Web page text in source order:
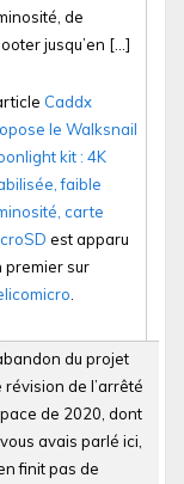
de
jusqu’en […]
Caddx
le Walksnail
kit : 4K
faible
carte
est apparu
premier sur
du projet
révision de l’arrêté
de 2020, dont
avais parlé ici,
finit pas de